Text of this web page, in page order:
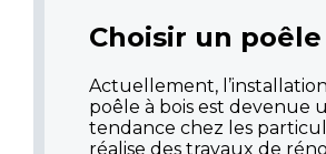
Choisir un
Actuellement,
poêle à bois est devenue
tendance chez les
réalise des travaux de